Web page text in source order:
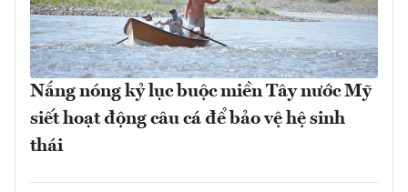
Nắng nóng kỷ lục buộc miền Tây nước Mỹ
siết hoạt động câu cá để bảo vệ hệ sinh
thái